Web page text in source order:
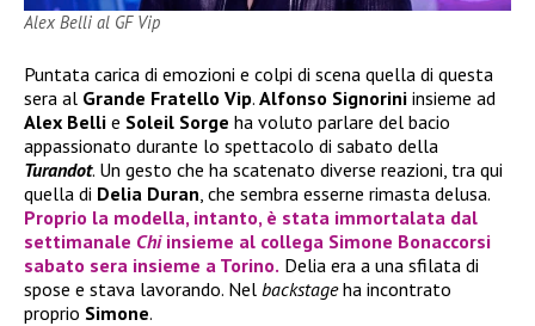
Alex Belli al GF Vip
Puntata carica di emozioni e colpi di scena quella di questa
sera al Grande Fratello Vip. Alfonso Signorini insieme ad
Alex Belli e Soleil Sorge ha voluto parlare del bacio
appassionato durante lo spettacolo di sabato della
Turandot. Un gesto che ha scatenato diverse reazioni, tra qui
quella di Delia Duran , che sembra esserne rimasta delusa.
Proprio la modella, intanto, è stata immortalata dal
settimanale Chiinsieme al collega Simone Bonaccorsi
sabato sera insieme a Torino. Delia era a una sfilata di
spose e stava lavorando. Nel backstageha incontrato
proprio Simone.